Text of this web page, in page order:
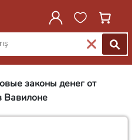
законы денег от
Вавилоне